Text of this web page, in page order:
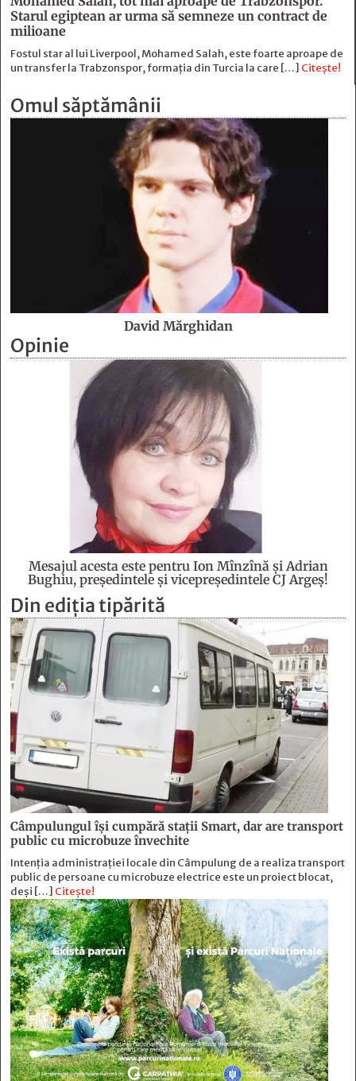
Starul egiptean ar urma să semneze un contract de
milioane
Fostul star al lui Liverpool, Mohamed Salah, este foarte aproape de
un transfer la Trabzonspor, formația din Turcia la care […] Citește!
Omul săptămânii
David Mărghidan
Opinie
Mesajul acesta este pentru Ion Mînzînă şi Adrian
Bughiu, preşedintele şi vicepreşedintele CJ Argeş!
Din ediția tipărită
Câmpulungul îşi cumpără staţii Smart, dar are transport
public cu microbuze învechite
Intenția administrației locale din Câmpulung de a realiza transport
public de persoane cu microbuze electrice este un proiect blocat,
deși […] Citește!